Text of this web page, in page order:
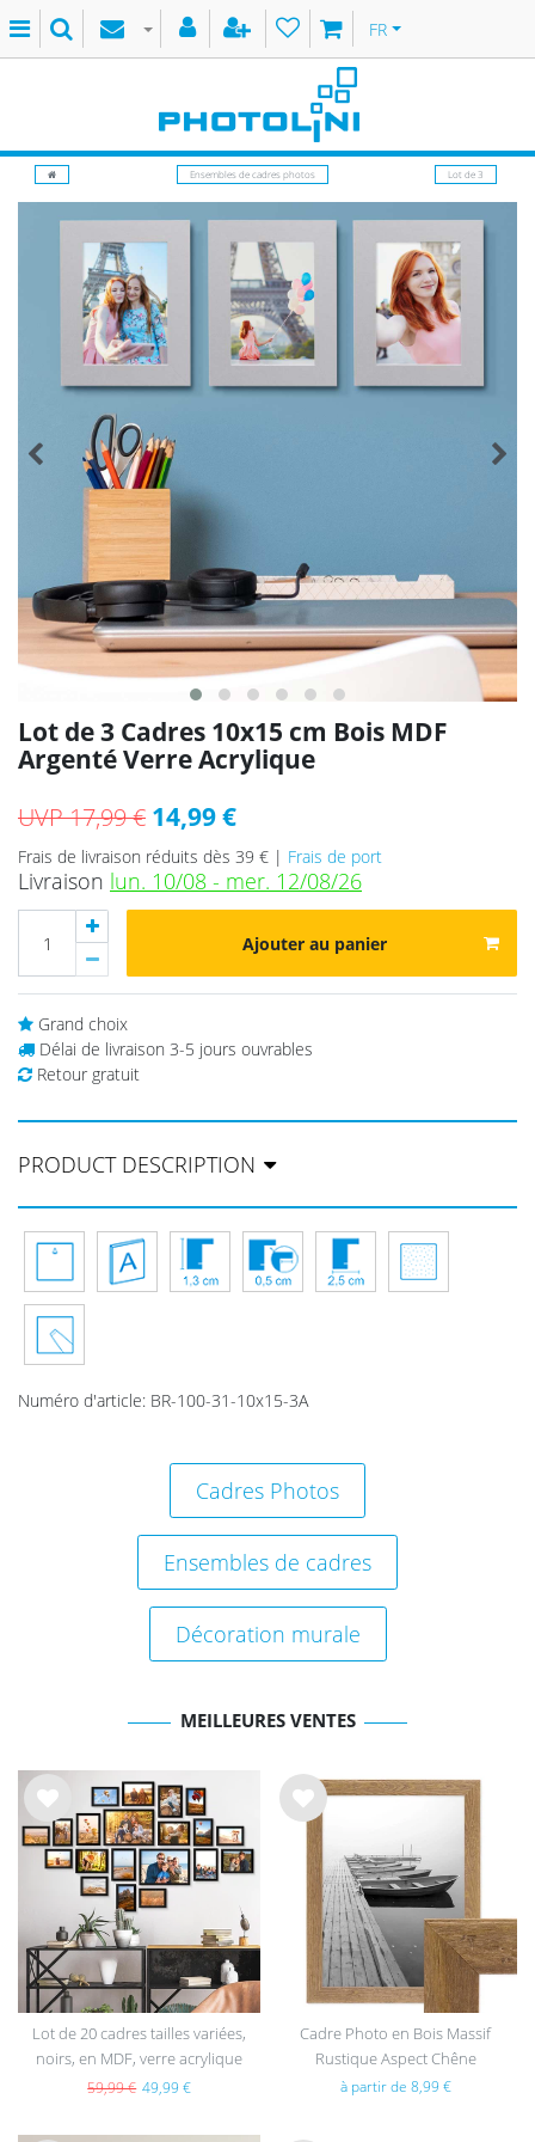
FR
Ensembles de cadres photos Lot de 3
Lot de 3 Cadres 10x15 cm Bois MDF
Argenté Verre Acrylique
UVP 17,99 € 14,99 €
Frais de livraison réduits dès 39 € | Frais de port
Livraison lun. 10/08 - mer. 12/08/26
Ajouter au panier
Grand choix
Délai de livraison 3-5 jours ouvrables
Retour gratuit
PRODUCT DESCRIPTION
Numéro d'article: BR-100-31-10x15-3A
Cadres Photos
Ensembles de cadres
Décoration murale
MEILLEURES VENTES
List
e de
sou
Lot de 20 cadres tailles variées,
noirs, en MDF, verre acrylique
59,99 € 49,99 €
List
e de
sou
Cadre Photo en Bois Massif
Rustique Aspect Chêne
à partir de 8,99 €